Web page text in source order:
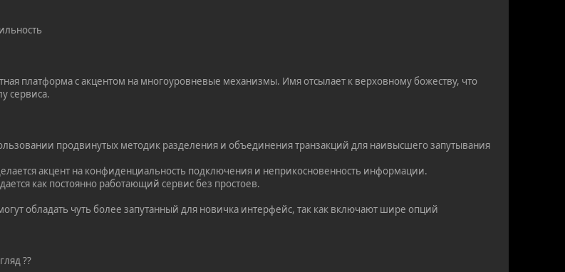
платформа с акцентом на многоуровневые механизмы. Имя отсылает к верховному божеству, что
сервиса.
продвинутых методик разделения и объединения транзакций для наивысшего запутывания
акцент на конфиденциальность подключения и неприкосновенность информации.
как постоянно работающий сервис без простоев.
обладать чуть более запутанный для новичка интерфейс, так как включают шире опций
??